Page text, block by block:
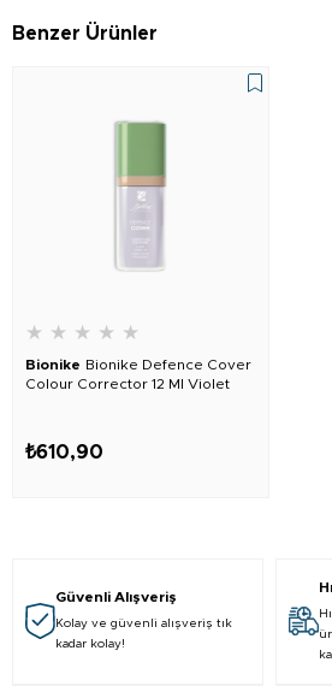
Benzer Ürünler
★ ★ ★ ★ ★
Bionike Bionike Defence Cover
Colour Corrector 12 Ml Violet
₺610,90
Güvenli Alışveriş
Kolay ve güvenli alışveriş tık
kadar kolay!